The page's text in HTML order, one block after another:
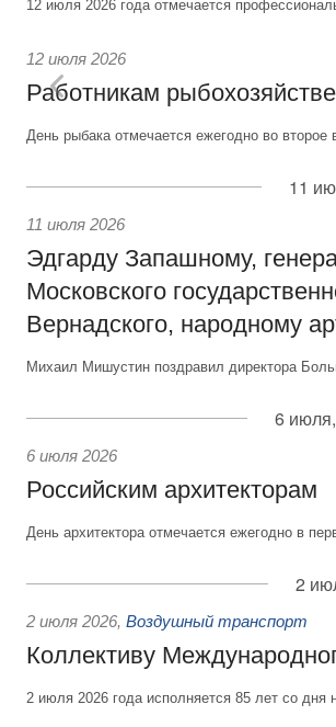
12 июля 2026 года отмечается
12 июля 2026
Работникам
День рыбака отмечается ежегодно во второе
11
11 июля 2026
Эдгарду Запашному,
Московского
Вернадского, народному
Михаил Мишустин поздравил директора
6
6 июля 2026
Российским архитекторам
День архитектора отмечается ежегодно в
2
2 июля 2026, Воздушный транспорт
Коллективу
2 июля 2026 года исполняется 85 лет со дня